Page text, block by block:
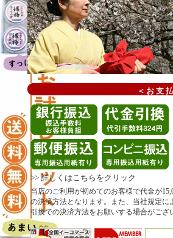
＜お支
>>詳しくはこちらをクリック
当店のご利用が初めてのお客様で代金が
の決済方法となります。また、当社規定に
引換での決済方法をお願いする場合がござ